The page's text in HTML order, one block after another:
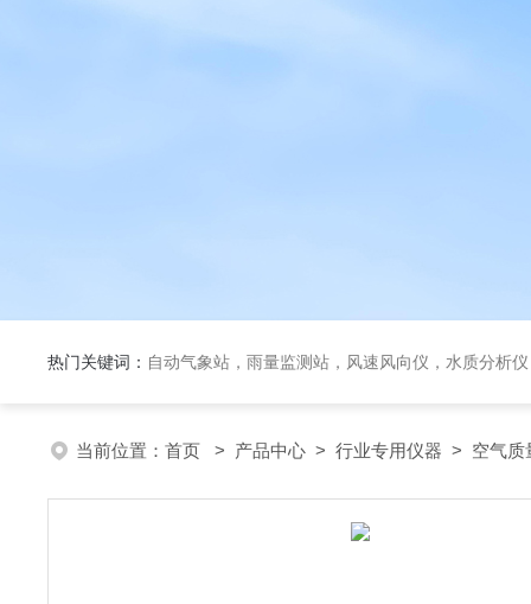
热门关键词： 自动气象站，雨量监测站，风速风向仪，水质分析
当前位置： 首页 > 产品中心 > 行业专用仪器 > 空气质